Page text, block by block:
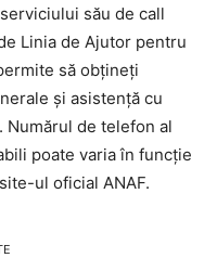
său de call
Linia de Ajutor pentru
să obțineți
și asistență cu
de telefon al
poate varia în funcție
ul oficial ANAF.